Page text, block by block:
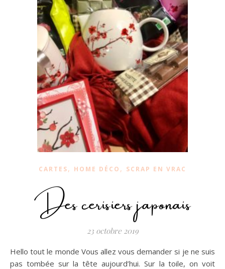
CARTES, HOME DÉCO , SCRAP EN VRAC
Des cerisiers japonais
23 octobre 2019
Hello tout le monde Vous allez vous demander si je ne suis
pas tombée sur la tête aujourd’hui. Sur la toile, on voit